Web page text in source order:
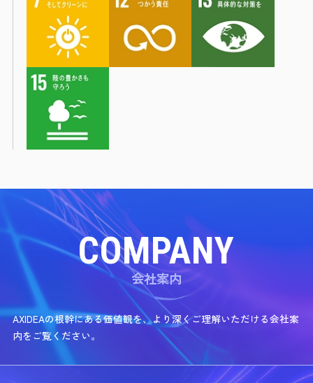
COMPANY
会社案内
AXIDEAの根幹にある価値観を、より深くご理解いただける会社案
内をご覧ください。